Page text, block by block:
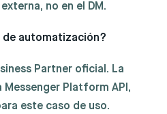
no en el DM.
automatización?
Partner oficial. La
Platform API,
este caso de uso.